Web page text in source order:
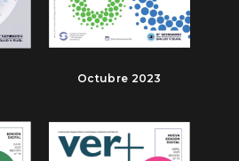
Octubre 2023